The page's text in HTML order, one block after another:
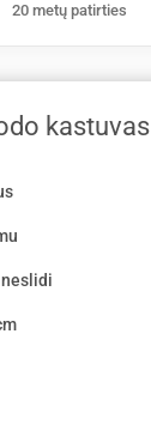
20 metų patirties
kastuvas